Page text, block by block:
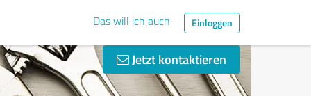
Das will ich auch Einloggen
Jetzt kontaktieren